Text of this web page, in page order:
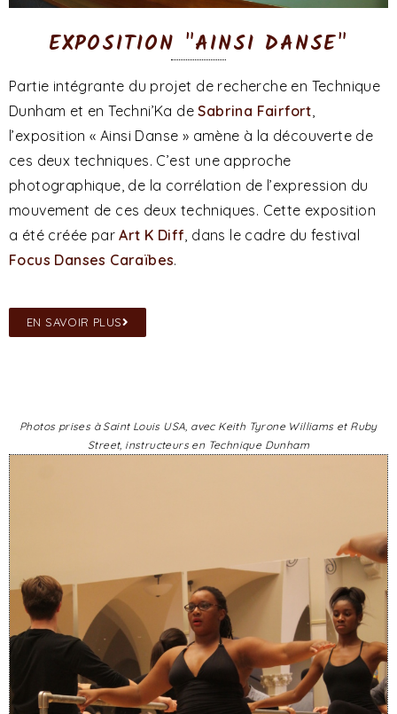
EXPOSITION "AINSI DANSE"
Partie intégrante du projet de recherche en Technique
Dunham et en Techni’Ka deSabrina Fairfort
l’exposition « Ainsi Danse » amène à la découverte de
ces deux techniques. C’est une approche
photographique, de la corrélation de l’expression du
mouvement de ces deux techniques. Cette exposition
a été créée parArt K Diff , dans le cadre du festival
Focus Danses Caraïbes.
EN SAVOIR PLUS
Photos prises à Saint Louis USA, avec Keith Tyrone Williams et Ruby
Street, instructeurs en Technique Dunham